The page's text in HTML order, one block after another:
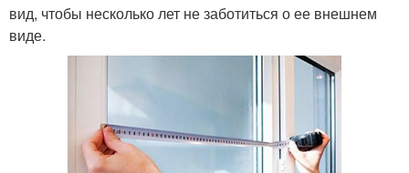
вид, чтобы несколько лет не заботиться о ее внешнем
виде.